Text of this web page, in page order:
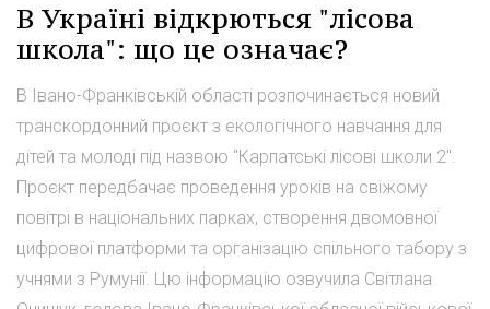
В Україні відкрються "лісова
школа": що це означає?
В Івано-Франківській області розпочинається новий
транскордонний проєкт з екологічного навчання для
дітей та молоді під назвою "Карпатські лісові школи 2".
Проєкт передбачає проведення уроків на свіжому
повітрі в національних парках, створення двомовної
цифрової платформи та організацію спільного табору з
учнями з Румунії. Цю інформацію озвучила Світлана